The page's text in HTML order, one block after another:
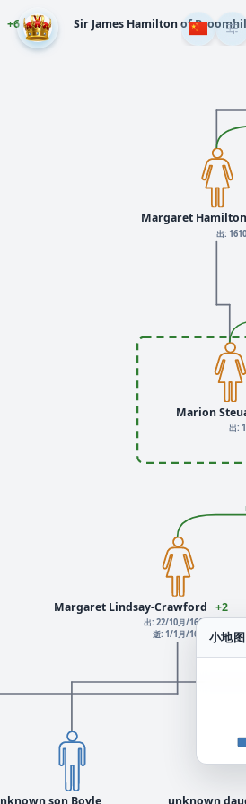
+6
Margaret Hamilton
出: 1610
Marion
出:
Sir James Hamilton of
Margaret Lindsay-Crawford
出: 22/10月/1667
逝: 1/1月/1695
+2
小地图